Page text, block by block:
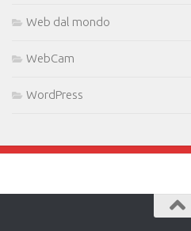
Web dal mondo
WebCam
WordPress